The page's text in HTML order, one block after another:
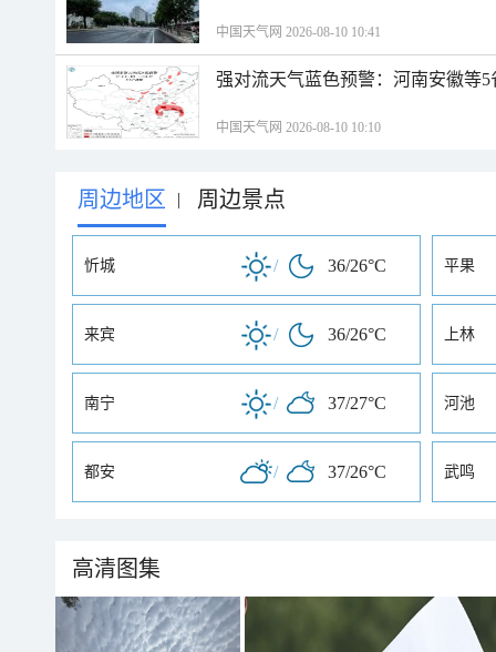
中国天气网 2026-08-10 10:41
强对流天气蓝色预警：河南安徽等
中国天气网 2026-08-10 10:10
周边地区 | 周边景点
忻城 / 36/26°C 平果
来宾 / 36/26°C 上林
南宁 / 37/27°C 河池
都安 / 37/26°C 武鸣
高清图集